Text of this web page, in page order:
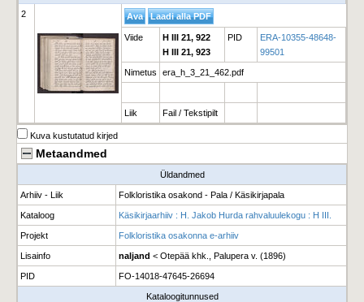
2
Viide
H III 21, 922
H III 21, 923
PID
ERA-10355-48648-
99501
Nimetus era_h_3_21_462.pdf
Liik Fail / Tekstipilt
Kuva kustutatud kirjed
Metaandmed
Üldandmed
Arhiiv - Liik Folkloristika osakond - Pala / Käsikirjapala
Kataloog Käsikirjaarhiiv : H. Jakob Hurda rahvaluulekogu : H III.
Projekt Folkloristika osakonna e-arhiiv
Lisainfo naljand < Otepää khk., Palupera v. (1896)
PID FO-14018-47645-26694
Kataloogitunnused